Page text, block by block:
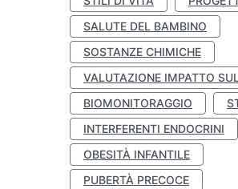
SALUTE DEL BAMBINO
SOSTANZE CHIMICHE
VALUTAZIONE IMPATTO
BIOMONITORAGGIO
INTERFERENTI ENDOCRINI
OBESITÀ INFANTILE
PUBERTÀ PRECOCE